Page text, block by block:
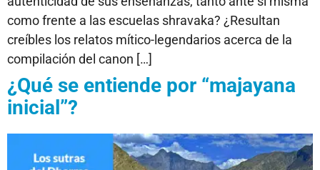
como frente a las escuelas shravaka? ¿Resultan
creíbles los relatos mítico-legendarios acerca de la
compilación del canon […]
¿Qué se entiende por “majayana
inicial”?